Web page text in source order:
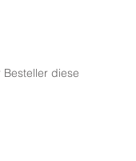
diese